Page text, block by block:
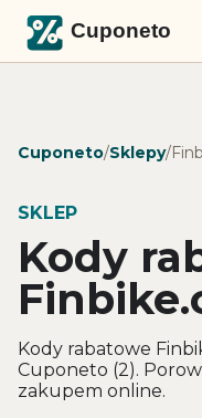
Cuponeto/Sklepy/
SKLEP
Kody
Kody rabatowe
Cuponeto (2).
zakupem online.